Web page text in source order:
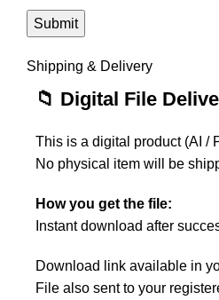
Shipping & Delivery
📁 Digital File
This is a digital product (AI /
No physical item will be
How you get the file:
Instant download after
Download link available in
File also sent to your